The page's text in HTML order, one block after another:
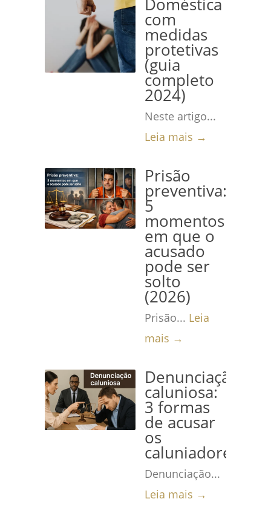
Doméstica
com
medidas
protetivas
(guia
completo
2024)
Neste artigo...
Leia mais →
Prisão
preventiva:
5
momentos
em que o
acusado
pode ser
solto
(2026)
Prisão... Leia
mais →
Denunciação
caluniosa:
3 formas
de acusar
os
caluniadores
Denunciação...
Leia mais →